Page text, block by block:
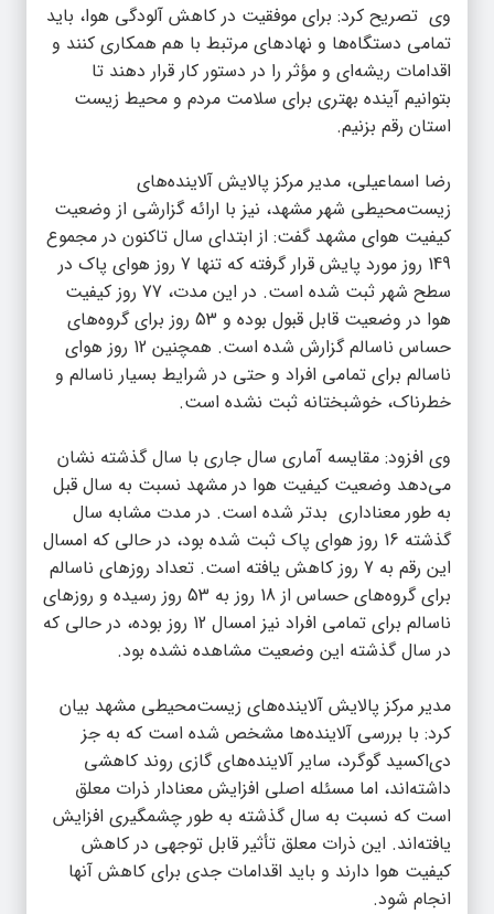
وی تصریح کرد: برای موفقیت در کاهش آلودگی هوا، باید
تمامی دستگاه‌ها و نهادهای مرتبط با هم همکاری کنند و
اقدامات ریشه‌ای و مؤثر را در دستور کار قرار دهند تا
بتوانیم آینده بهتری برای سلامت مردم و محیط زیست
استان رقم بزنیم. ️
رضا اسماعیلی، مدیر مرکز پالایش آلاینده‌های
زیست‌محیطی شهر مشهد، نیز با ارائه گزارشی از وضعیت
کیفیت هوای مشهد گفت: از ابتدای سال تاکنون در مجموع
149 روز مورد پایش قرار گرفته که تنها 7 روز هوای پاک در
سطح شهر ثبت شده است. در این مدت، 77 روز کیفیت
هوا در وضعیت قابل قبول بوده و 53 روز برای گروه‌های
حساس ناسالم گزارش شده است. همچنین 12 روز هوای
ناسالم برای تمامی افراد و حتی در شرایط بسیار ناسالم و
خطرناک، خوشبختانه ثبت نشده است. ️
وی افزود: مقایسه آماری سال جاری با سال گذشته نشان
می‌دهد وضعیت کیفیت هوا در مشهد نسبت به سال قبل
به طور معناداری بدتر شده است. در مدت مشابه سال
گذشته 16 روز هوای پاک ثبت شده بود، در حالی که امسال
این رقم به 7 روز کاهش یافته است. تعداد روزهای ناسالم
برای گروه‌های حساس از 18 روز به 53 روز رسیده و روزهای
ناسالم برای تمامی افراد نیز امسال 12 روز بوده، در حالی که
در سال گذشته این وضعیت مشاهده نشده بود. ️
مدیر مرکز پالایش آلاینده‌های زیست‌محیطی مشهد بیان
کرد: با بررسی آلاینده‌ها مشخص شده است که به جز
دی‌اکسید گوگرد، سایر آلاینده‌های گازی روند کاهشی
داشته‌اند، اما مسئله اصلی افزایش معنادار ذرات معلق
است که نسبت به سال گذشته به طور چشمگیری افزایش
یافته‌اند. این ذرات معلق تأثیر قابل توجهی در کاهش
کیفیت هوا دارند و باید اقدامات جدی برای کاهش آنها
انجام شود.